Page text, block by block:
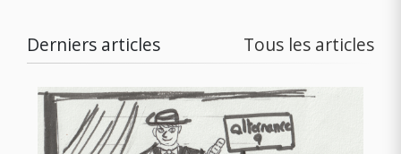
Derniers articles Tous les articles